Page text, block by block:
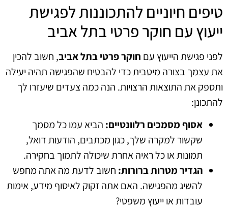
טיפים חיוניים להתכוננות לפגישת
ייעוץ עם חוקר פרטי בתל אביב
לפני פגישת הייעוץ עם חוקר פרטי בתל אביב, חשוב להכין
את עצמך בצורה מיטבית כדי להבטיח שהפגישה תהיה יעילה
ותספק את התוצאות הרצויות. הנה כמה צעדים שיעזרו לך
להתכונן:
אסוף מסמכים רלוונטיים: הביא עמו כל מסמך
שקשור למקרה שלך, כגון מכתבים, הודעות דואל,
תמונות או כל ראיה אחרת שיכולה לתמוך בחקירה.
הגדיר מטרות ברורות: חשוב לדעת מה אתה מחפש
להשיג מהפגישה. האם אתה זקוק לאיסוף מידע, אימות
עובדות או ייעוץ משפטי?